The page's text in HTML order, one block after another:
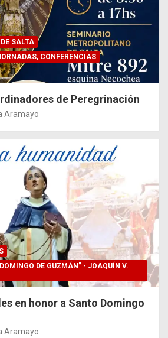
SALTA
CONFERENCIAS
de Peregrinación
Aramayo
DE GUZMÁN” - JOAQUÍN V.
en honor a Santo Domingo
Aramayo